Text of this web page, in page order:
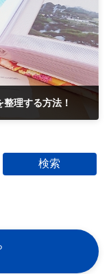
理する方法！
検索